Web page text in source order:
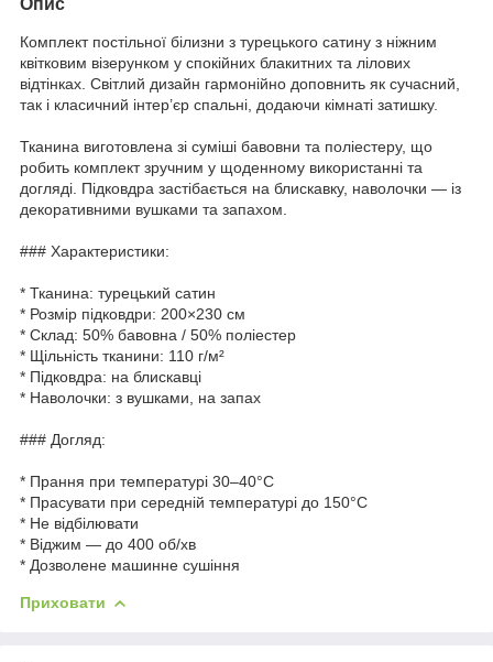
Комплект постільної білизни з турецького сатину з ніжним
квітковим візерунком у спокійних блакитних та лілових
відтінках. Світлий дизайн гармонійно доповнить як сучасний,
так і класичний інтер’єр спальні, додаючи кімнаті затишку.
Тканина виготовлена зі суміші бавовни та поліестеру, що
робить комплект зручним у щоденному використанні та
догляді. Підковдра застібається на блискавку, наволочки — із
декоративними вушками та запахом.
### Характеристики:
* Тканина: турецький сатин
* Розмір підковдри: 200×230 см
* Склад: 50% бавовна / 50% поліестер
* Щільність тканини: 110 г/м²
* Підковдра: на блискавці
* Наволочки: з вушками, на запах
### Догляд:
* Прання при температурі 30–40°C
* Прасувати при середній температурі до 150°C
* Не відбілювати
* Віджим — до 400 об/хв
* Дозволене машинне сушіння
Приховати